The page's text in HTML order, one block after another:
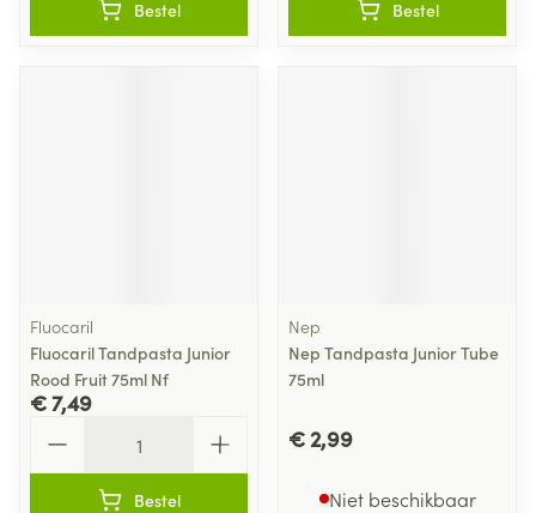
Bestel Bestel
Fluocaril
Fluocaril Tandpasta Junior
Rood Fruit 75ml Nf
€ 7,49
Bestel
Nep
Nep Tandpasta Junior Tube
75ml
€ 2,99
Niet beschikbaar